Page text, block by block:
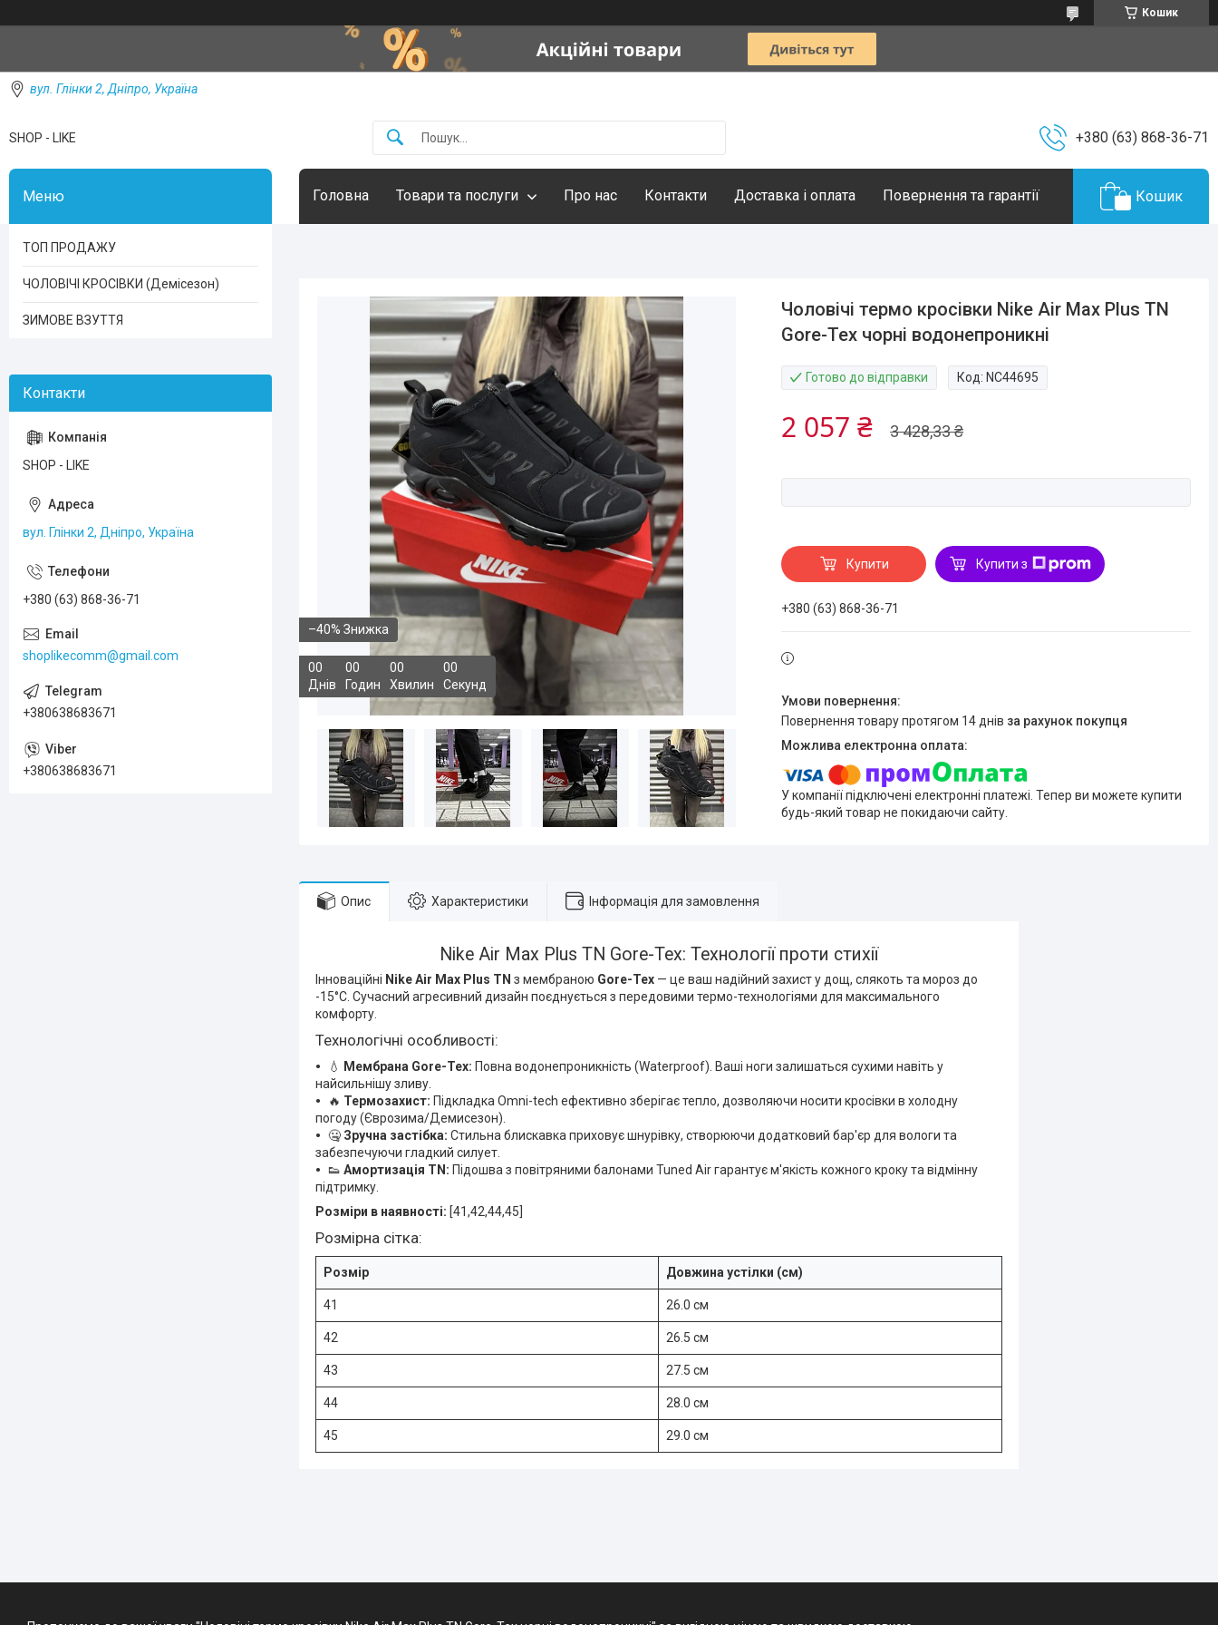
Кошик
вул. Глінки 2, Дніпро, Україна
SHOP - LIKE +380 (63) 868-36-71
Головна Товари та послуги Про нас Контакти Доставка і оплата Повернення та гарантії Кошик
–40%
00
Днів
00
Годин
00
Хвилин
00
Секунд
Чоловічі термо кросівки Nike Air Max Plus TN
Gore-Tex чорні водонепроникні
Готово до відправки Код: NC44695
3 428,33 ₴
2 057 ₴
Купити Купити з
+380 (63) 868-36-71
повернення товару протягом 14 днів за рахунок покупця
У компанії підключені електронні платежі. Тепер ви можете купити
будь-який товар не покидаючи сайту.
Опис Характеристики Інформація для замовлення
Nike Air Max Plus TN Gore-Tex: Технології проти стихії
Інноваційні Nike Air Max Plus TN з мембраною Gore-Tex — це ваш надійний захист у дощ, слякоть та мороз до
-15°C. Сучасний агресивний дизайн поєднується з передовими термо-технологіями для максимального
комфорту.
Технологічні особливості:
💧 Мембрана Gore-Tex: Повна водонепроникність (Waterproof). Ваші ноги залишаться сухими навіть у
найсильнішу зливу.
🔥 Термозахист: Підкладка Omni-tech ефективно зберігає тепло, дозволяючи носити кросівки в холодну
погоду (Єврозима/Демисезон).
🤐 Зручна застібка: Стильна блискавка приховує шнурівку, створюючи додатковий бар'єр для вологи та
забезпечуючи гладкий силует.
👟 Амортизація TN: Підошва з повітряними балонами Tuned Air гарантує м'якість кожного кроку та відмінну
підтримку.
Розміри в наявності: [41,42,44,45]
Розмірна сітка:
Розмір Довжина устілки (см)
41 26.0 см
42 26.5 см
43 27.5 см
44 28.0 см
45 29.0 см
ТОП ПРОДАЖУ
ЧОЛОВІЧІ КРОСІВКИ (Демісезон)
ЗИМОВЕ ВЗУТТЯ
SHOP - LIKE
вул. Глінки 2, Дніпро, Україна
+380 (63) 868-36-71
shoplikecomm@gmail.com
+380638683671
+380638683671